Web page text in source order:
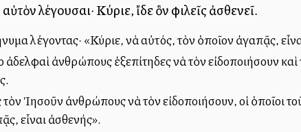
λέγουσαι· Κύριε, ἴδε ὃν φιλεῖς ἀσθενεῖ.
λέγοντας· «Κύριε, νὰ αὐτός, τὸν ὁποῖον ἀγαπᾷς,
ἀνθρώπους ἐξεπίτηδες νὰ τὸν εἰδοποιήσουν
Ἰησοῦν ἀνθρώπους νὰ τὸν εἰδοποιήσουν, οἱ ὁποῖοι
εἶναι ἀσθενής».